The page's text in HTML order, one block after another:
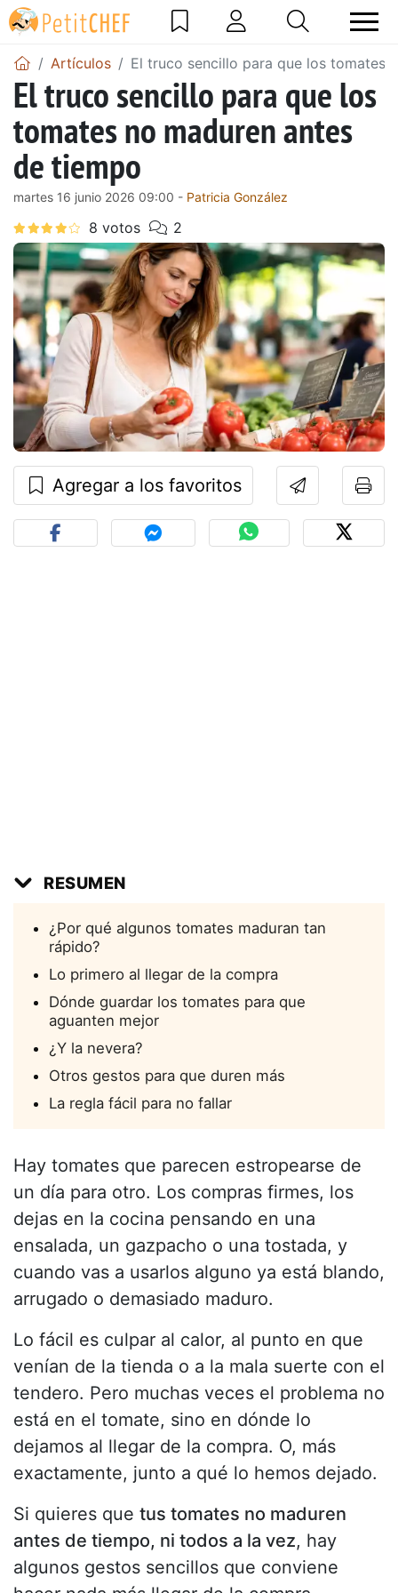
Artículos El truco sencillo para que los tomates
El truco sencillo para que los
tomates no maduren antes
de tiempo
martes 16 junio 2026 09:00 - Patricia González
Agregar a los favoritos
RESUMEN
¿Por qué algunos tomates maduran tan
rápido?
Lo primero al llegar de la compra
Dónde guardar los tomates para que
aguanten mejor
¿Y la nevera?
Otros gestos para que duren más
La regla fácil para no fallar
Hay tomates que parecen estropearse de
un día para otro. Los compras firmes, los
dejas en la cocina pensando en una
ensalada, un gazpacho o una tostada, y
cuando vas a usarlos alguno ya está blando,
arrugado o demasiado maduro.
Lo fácil es culpar al calor, al punto en que
venían de la tienda o a la mala suerte con el
tendero. Pero muchas veces el problema no
está en el tomate, sino en dónde lo
dejamos al llegar de la compra. O, más
exactamente, junto a qué lo hemos dejado.
Si quieres que tus tomates no maduren
antes de tiempo, ni todos a la vez, hay
algunos gestos sencillos que conviene